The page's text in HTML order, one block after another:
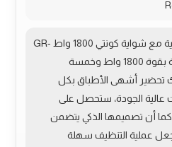
استمتع بتجربة الشواء المثالية مع شواية كونتي 1800 واط GR-
18G51-R. تتميز هذه الشواية بقوة 1800 واط وخمسة
تحضير أشهى الأطباق بكل
عالية الجودة، ستحصل على
أن تصميمها الذكي يتضمن
عملية التنظيف سهلة